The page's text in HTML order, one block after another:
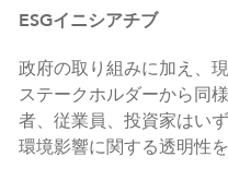
ESGイニシアチブ
政府の取り組みに加え、
ステークホルダーから同
者、従業員、投資家はい
環境影響に関する透明性